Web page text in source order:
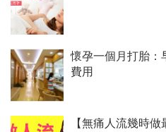
懷孕一個月打胎：
費用
【無痛人流幾時